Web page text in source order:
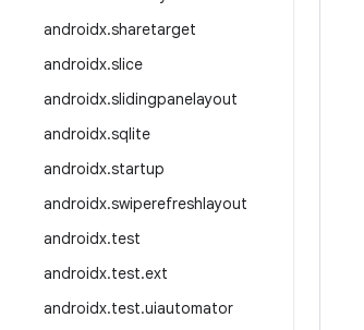
androidx.sharetarget
androidx.slice
androidx.slidingpanelayout
androidx.sqlite
androidx.startup
androidx.swiperefreshlayout
androidx.test
androidx.test.ext
androidx.test.uiautomator